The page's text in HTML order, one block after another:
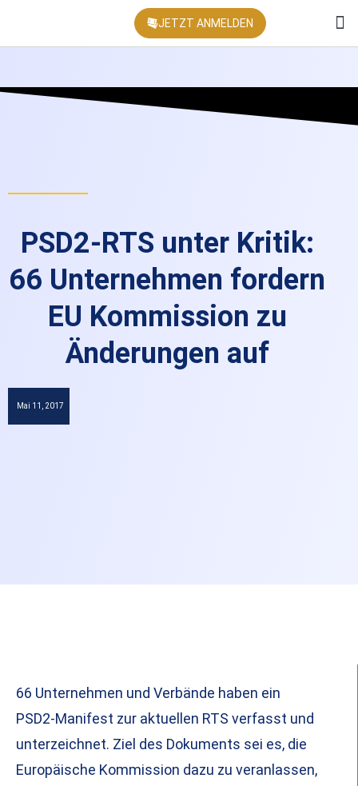
JETZT ANMELDEN
PSD2-RTS unter Kritik:
66 Unternehmen fordern
EU Kommission zu
Änderungen auf
Mai 11, 2017
66 Unternehmen und Verbände haben ein
PSD2-Manifest zur aktuellen RTS verfasst und
unterzeichnet. Ziel des Dokuments sei es, die
Europäische Kommission dazu zu veranlassen,